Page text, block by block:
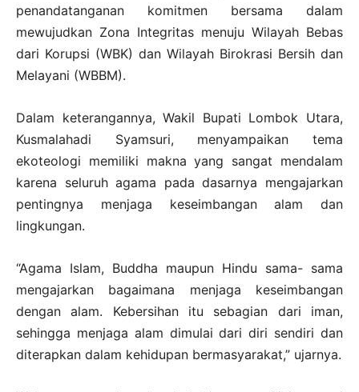
penandatanganan komitmen bersama dalam
mewujudkan Zona Integritas menuju Wilayah Bebas
dari Korupsi (WBK) dan Wilayah Birokrasi Bersih dan
Melayani (WBBM).
Dalam keterangannya, Wakil Bupati Lombok Utara,
Kusmalahadi Syamsuri, menyampaikan tema
ekoteologi memiliki makna yang sangat mendalam
karena seluruh agama pada dasarnya mengajarkan
pentingnya menjaga keseimbangan alam dan
lingkungan.
“Agama Islam, Buddha maupun Hindu sama- sama
mengajarkan bagaimana menjaga keseimbangan
dengan alam. Kebersihan itu sebagian dari iman,
sehingga menjaga alam dimulai dari diri sendiri dan
diterapkan dalam kehidupan bermasyarakat,” ujarnya.